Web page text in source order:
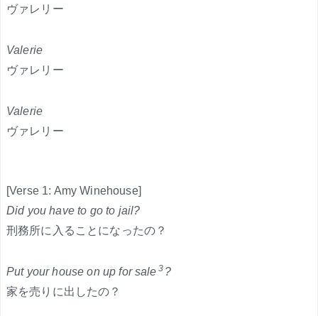
ヴァレリー
Valerie
ヴァレリー
Valerie
ヴァレリー
[Verse 1: Amy Winehouse]
Did you have to go to jail?
刑務所に入ることになったの？
Put your house on up for sale 3 ?
家を売りに出したの？